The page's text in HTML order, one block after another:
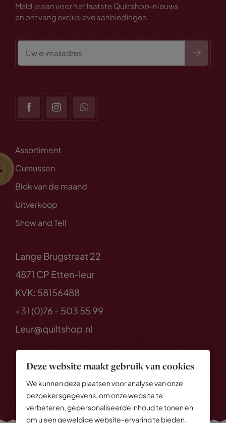
Deze website maakt gebruik van cookies
We kunnen deze plaatsen voor analyse van onze
bezoekersgegevens, om onze website te
verbeteren, gepersonaliseerde inhoud te tonen en
om u een geweldige website-ervaring te bieden.
Meld je aan voor het laatste Quiltshop-nieuws
en ontvang exclusieve aanbiedingen.
Assortiment
Cursussen
Blok van de maand
Uitverkoop
Show and Tell
Lange Brugstraat 22
4871 CP Etten-leur
KVK: 58156488
+31 (0)76 - 503 55 99
Leur@quiltshop.nl